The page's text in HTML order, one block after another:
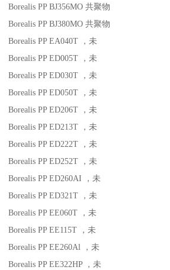
Borealis PP BJ356MO 共聚物
Borealis PP BJ380MO 共聚物
Borealis PP EA040T
，未
Borealis PP ED005T
，未
Borealis PP ED030T
，未
Borealis PP ED050T
，未
Borealis PP ED206T
，未
Borealis PP ED213T
，未
Borealis PP ED222T
，未
Borealis PP ED252T
，未
Borealis PP ED260AI
，未
Borealis PP ED321T
，未
Borealis PP EE060T
，未
Borealis PP EE115T
，未
Borealis PP EE260Al
，未
Borealis PP EE322HP
，未